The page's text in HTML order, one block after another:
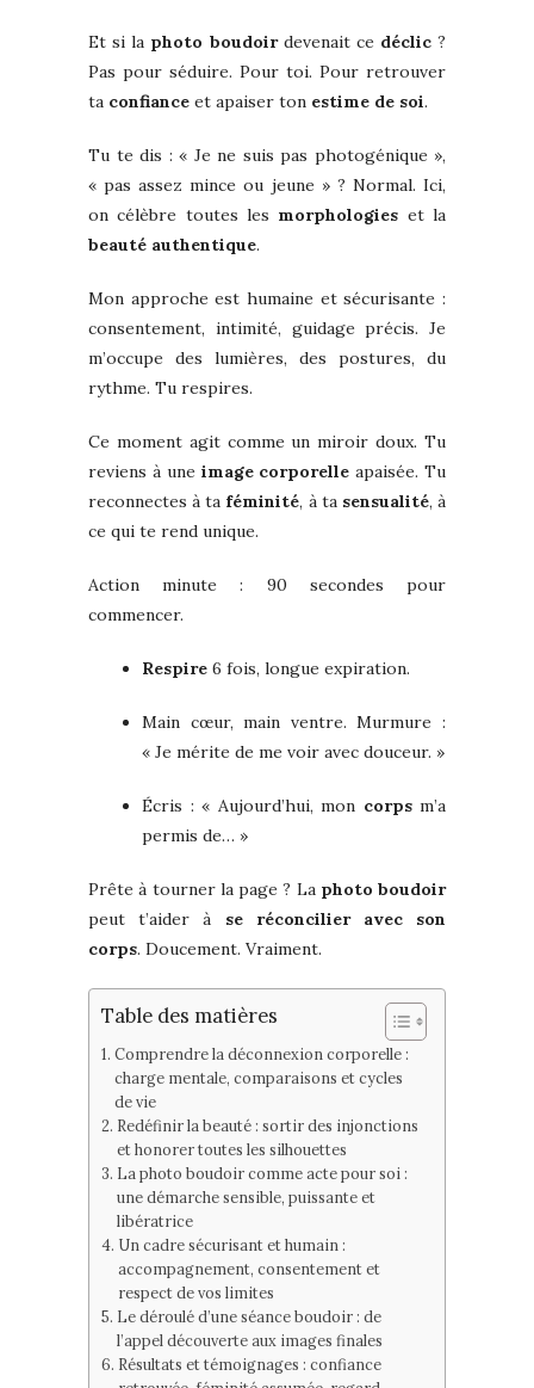
Et si la photo boudoirdevenait ce déclic?
Pas pour séduire. Pour toi. Pour retrouver
ta confiance et apaiser ton estime de soi.
Tu te dis : « Je ne suis pas photogénique »,
« pas assez mince ou jeune » ? Normal. Ici,
on célèbre toutes les morphologies et la
beauté authentique.
Mon approche est humaine et sécurisante :
consentement, intimité, guidage précis. Je
m’occupe des lumières, des postures, du
rythme. Tu respires.
Ce moment agit comme un miroir doux. Tu
reviens à une image corporelle apaisée. Tu
reconnectes à ta féminité, à ta sensualité, à
ce qui te rend unique.
Action minute : 90 secondes pour
commencer.
Respire 6 fois, longue expiration.
Main cœur, main ventre. Murmure :
« Je mérite de me voir avec douceur. »
Écris : « Aujourd’hui, mon corpsm’a
permis de… »
Prête à tourner la page ? La photo boudoir
peut t’aider à se réconcilier avec son
corps. Doucement. Vraiment.
Table des matières
Comprendre la déconnexion corporelle :
charge mentale, comparaisons et cycles
de vie
Redéfinir la beauté : sortir des injonctions
et honorer toutes les silhouettes
La photo boudoir comme acte pour soi :
une démarche sensible, puissante et
libératrice
Un cadre sécurisant et humain :
accompagnement, consentement et
respect de vos limites
Le déroulé d’une séance boudoir : de
l’appel découverte aux images finales
Résultats et témoignages : confiance